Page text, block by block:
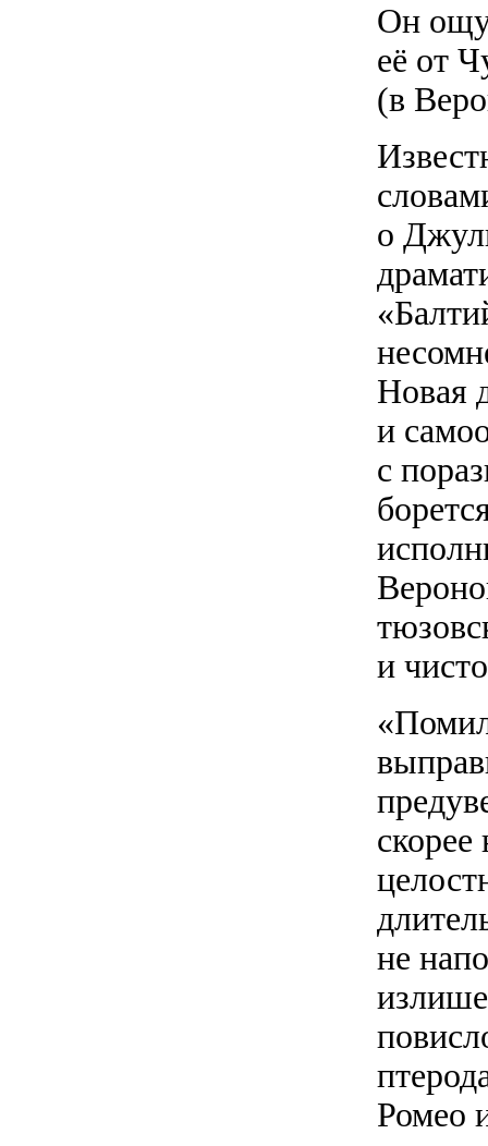
Он
её от
(в
о
Новая
и
с
и
не
Ромео